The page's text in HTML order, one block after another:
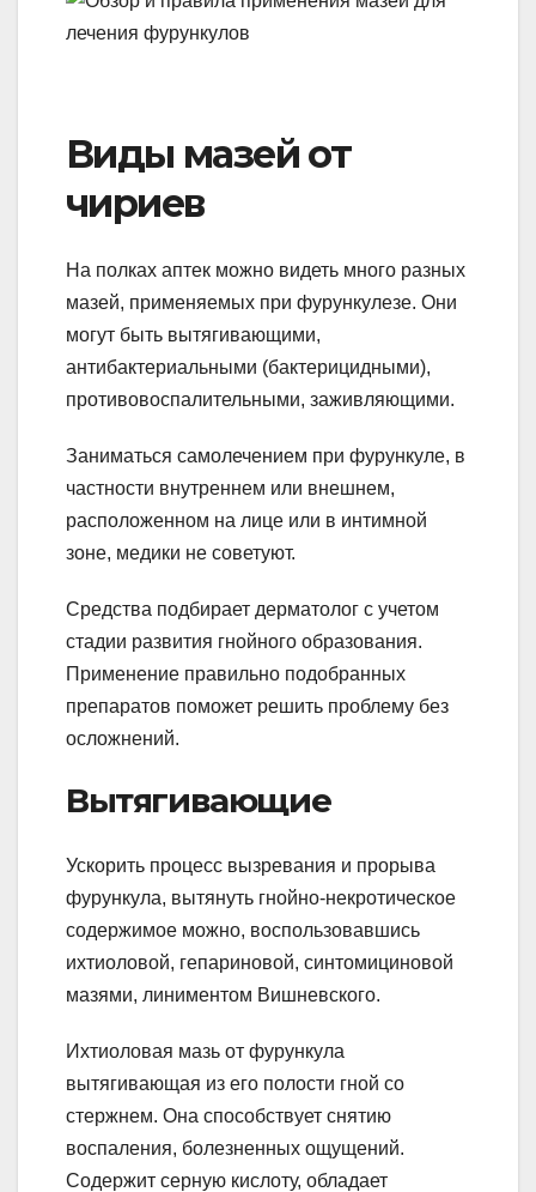
Виды мазей от
чириев
На полках аптек можно видеть много разных
мазей, применяемых при фурункулезе. Они
могут быть вытягивающими,
антибактериальными (бактерицидными),
противовоспалительными, заживляющими.
Заниматься самолечением при фурункуле, в
частности внутреннем или внешнем,
расположенном на лице или в интимной
зоне, медики не советуют.
Средства подбирает дерматолог с учетом
стадии развития гнойного образования.
Применение правильно подобранных
препаратов поможет решить проблему без
осложнений.
Вытягивающие
Ускорить процесс вызревания и прорыва
фурункула, вытянуть гнойно-некротическое
содержимое можно, воспользовавшись
ихтиоловой, гепариновой, синтомициновой
мазями, линиментом Вишневского.
Ихтиоловая мазь от фурункула
вытягивающая из его полости гной со
стержнем. Она способствует снятию
воспаления, болезненных ощущений.
Содержит серную кислоту, обладает